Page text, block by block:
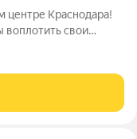
центре Краснодара!
воплотить свои
самый центр